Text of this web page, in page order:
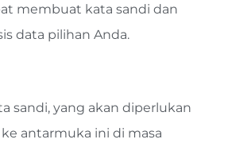
membuat kata sandi dan
data pilihan Anda.
sandi, yang akan diperlukan
antarmuka ini di masa